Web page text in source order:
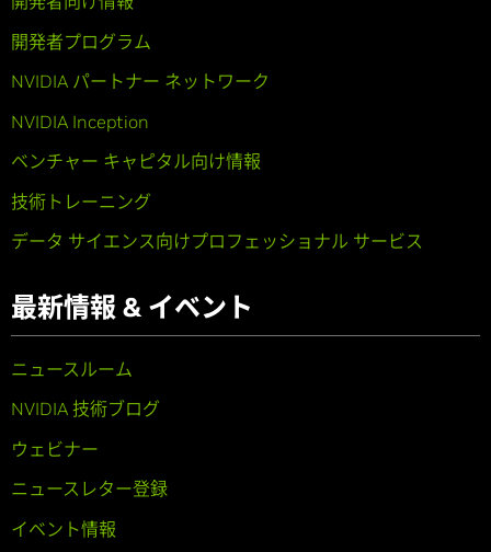
開発者プログラム
NVIDIA パートナー ネットワーク
NVIDIA Inception
ベンチャー キャピタル向け情報
技術トレーニング
データ サイエンス向けプロフェッショナル サービス
最新情報 & イベント
ニュースルーム
NVIDIA 技術ブログ
ウェビナー
ニュースレター登録
イベント情報